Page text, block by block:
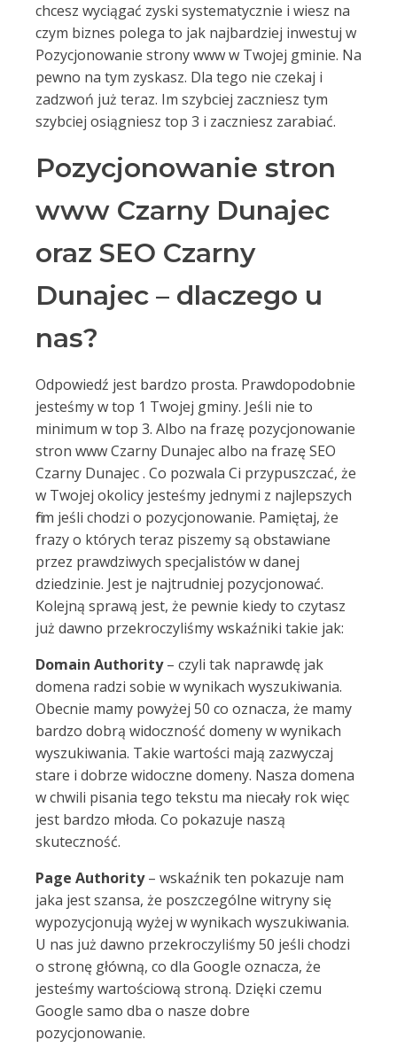
chcesz wyciągać zyski systematycznie i wiesz na
czym biznes polega to jak najbardziej inwestuj w
Pozycjonowanie strony www w Twojej gminie. Na
pewno na tym zyskasz. Dla tego nie czekaj i
zadzwoń już teraz. Im szybciej zaczniesz tym
szybciej osiągniesz top 3 i zaczniesz zarabiać.
Pozycjonowanie stron
www Czarny Dunajec
oraz SEO Czarny
Dunajec – dlaczego u
nas?
Odpowiedź jest bardzo prosta. Prawdopodobnie
jesteśmy w top 1 Twojej gminy. Jeśli nie to
minimum w top 3. Albo na frazę pozycjonowanie
stron www Czarny Dunajec albo na frazę SEO
Czarny Dunajec . Co pozwala Ci przypuszczać, że
w Twojej okolicy jesteśmy jednymi z najlepszych
firm jeśli chodzi o pozycjonowanie. Pamiętaj, że
frazy o których teraz piszemy są obstawiane
przez prawdziwych specjalistów w danej
dziedzinie. Jest je najtrudniej pozycjonować.
Kolejną sprawą jest, że pewnie kiedy to czytasz
już dawno przekroczyliśmy wskaźniki takie jak:
Domain Authority– czyli tak naprawdę jak
domena radzi sobie w wynikach wyszukiwania.
Obecnie mamy powyżej 50 co oznacza, że mamy
bardzo dobrą widoczność domeny w wynikach
wyszukiwania. Takie wartości mają zazwyczaj
stare i dobrze widoczne domeny. Nasza domena
w chwili pisania tego tekstu ma niecały rok więc
jest bardzo młoda. Co pokazuje naszą
skuteczność.
Page Authority– wskaźnik ten pokazuje nam
jaka jest szansa, że poszczególne witryny się
wypozycjonują wyżej w wynikach wyszukiwania.
U nas już dawno przekroczyliśmy 50 jeśli chodzi
o stronę główną, co dla Google oznacza, że
jesteśmy wartościową stroną. Dzięki czemu
Google samo dba o nasze dobre
pozycjonowanie.